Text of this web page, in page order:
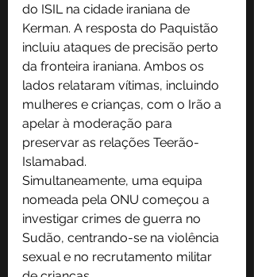
do ISIL na cidade iraniana de
Kerman. A resposta do Paquistão
incluiu ataques de precisão perto
da fronteira iraniana. Ambos os
lados relataram vítimas, incluindo
mulheres e crianças, com o Irão a
apelar à moderação para
preservar as relações Teerão-
Islamabad.
Simultaneamente, uma equipa
nomeada pela ONU começou a
investigar crimes de guerra no
Sudão, centrando-se na violência
sexual e no recrutamento militar